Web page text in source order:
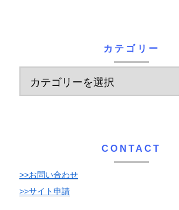
カテゴリー
CONTACT
>>お問い合わせ
>>サイト申請